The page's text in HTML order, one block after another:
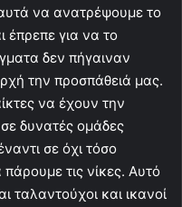
να ανατρέψουμε το
έπρεπε για να το
δεν πήγαιναν
την προσπάθειά μας.
να έχουν την
δυνατές ομάδες
σε όχι τόσο
τις νίκες. Αυτό
ταλαντούχοι και ικανοί